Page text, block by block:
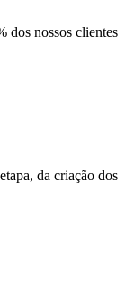
dos nossos clientes
da criação dos